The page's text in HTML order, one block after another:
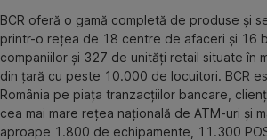
BCR oferă o gamă completă de produse și
printr-o rețea de 18 centre de afaceri și 16
companiilor și 327 de unități retail situate în
din țară cu peste 10.000 de locuitori. BCR
România pe piața tranzacțiilor bancare,
cea mai mare rețea națională de ATM-uri și
aproape 1.800 de echipamente, 11.300